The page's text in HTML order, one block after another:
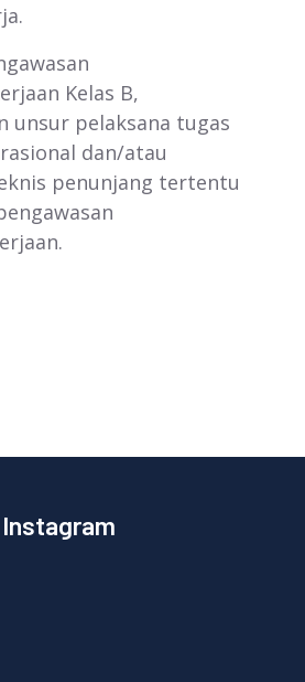
Kelas B,
unsur pelaksana tugas
dan/atau
penunjang tertentu
Instagram